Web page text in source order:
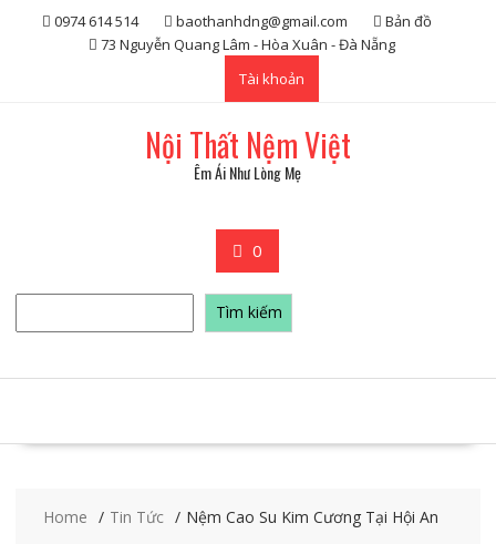
0974 614 514 baothanhdng@gmail.com
Bản đồ
73 Nguyễn Quang Lâm - Hòa Xuân - Đà Nẵng
Tài khoản
Nội Thất Nệm Việt
Êm Ái Như Lòng Mẹ
0
Tìm
kiếm
Tìm kiếm
Home Tin Tức Nệm Cao Su Kim Cương Tại Hội An